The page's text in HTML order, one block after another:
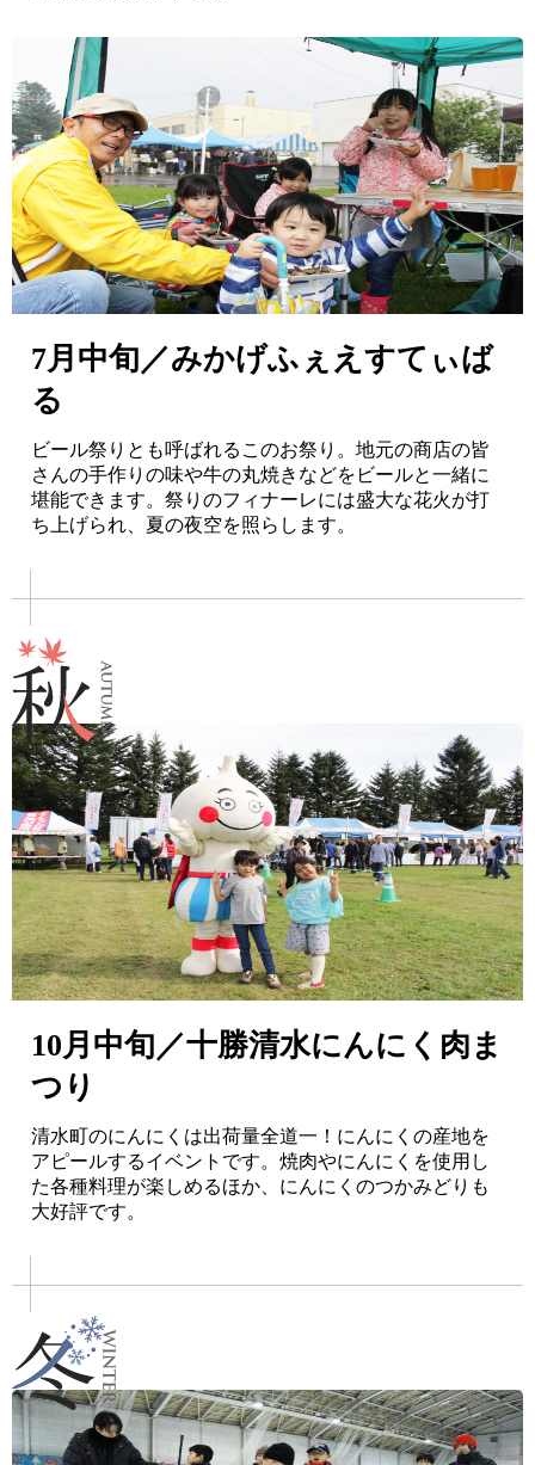
7月中旬／みかげふぇえすてぃば
る
ビール祭りとも呼ばれるこのお祭り。地元の商店の皆
さんの手作りの味や牛の丸焼きなどをビールと一緒に
堪能できます。祭りのフィナーレには盛大な花火が打
ち上げられ、夏の夜空を照らします。
10月中旬／十勝清水にんにく肉ま
つり
清水町のにんにくは出荷量全道一！にんにくの産地を
アピールするイベントです。焼肉やにんにくを使用し
た各種料理が楽しめるほか、にんにくのつかみどりも
大好評です。